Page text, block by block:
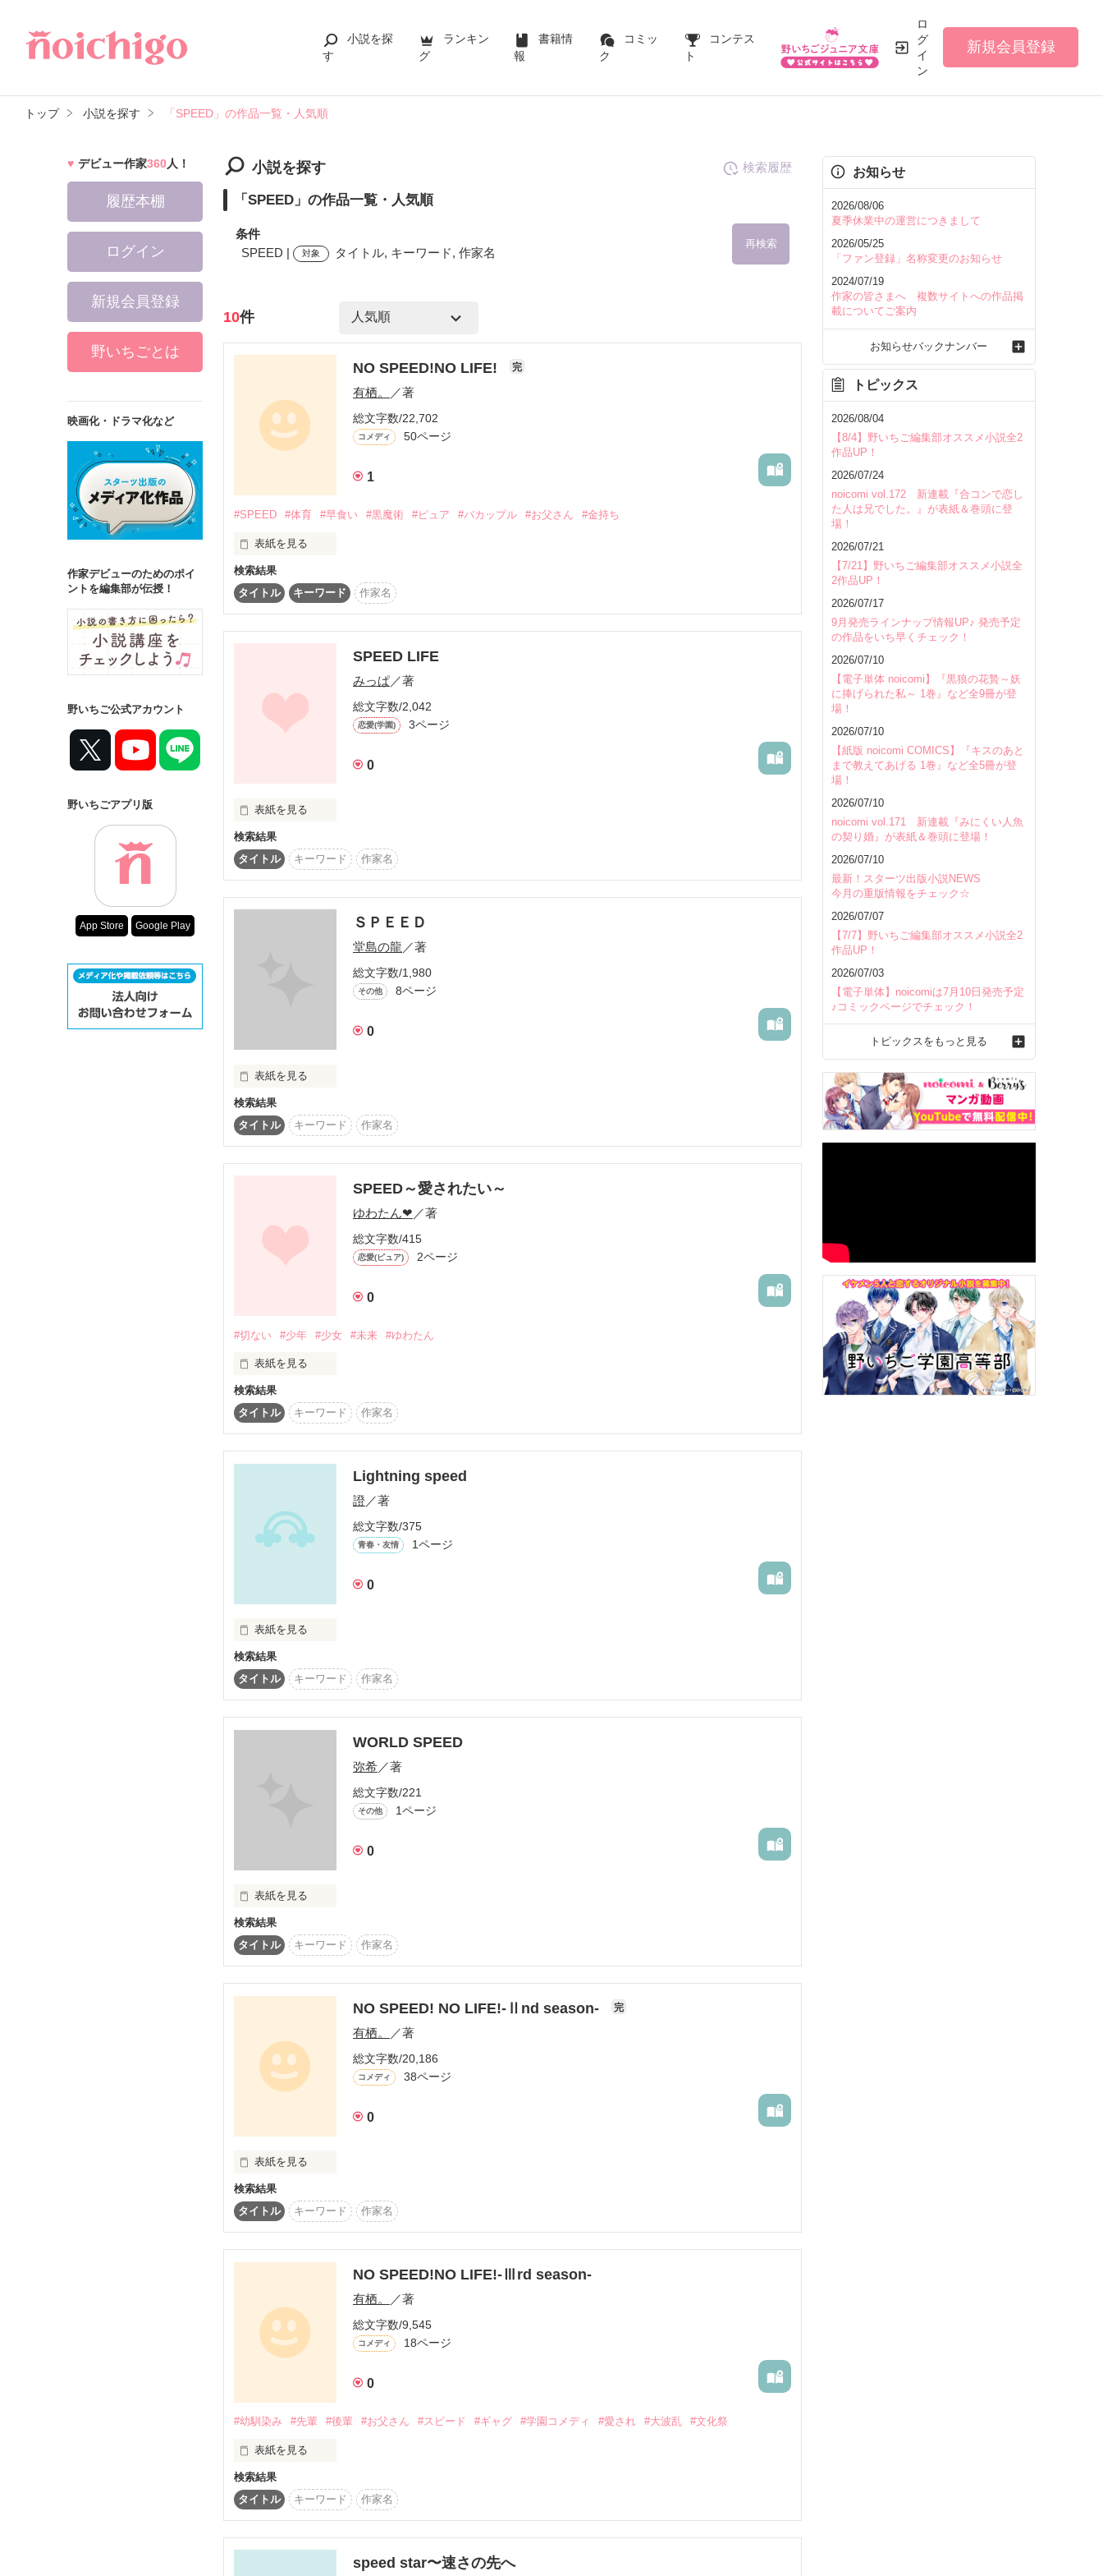
小説を探
す
ランキン
グ
書籍情
報
コミッ
ク
コンテス
ト
ロ
グ
イ
ン
新規会員登録
トップ 小説を探す 「SPEED」の作品一覧・人気順
小説を探す
「SPEED」の作品一覧・人気順
条件
SPEED |
対象 タイトル, キーワード, 作家名
再検索
検索ワード
を含む
詳しく検索
タイトル
ジャンル
ステータス
長編
中編 短編
500文字の不気味なテスト、募集中。
200文字でゾッ！こわい短編コンテスト
この2人が最強‼ベストバディ短編コンテスト
コミックあり
検索履歴
10件
NO SPEED!NO LIFE! 完
有栖。 ／著
総文字数/22,702
コメディ 50ページ
1
#SPEED #体育 #早食い #黒魔術 #ピュア #バカップル #お父さん #金持ち
表紙を見る
私と幼馴染みのｺｲﾂは
ゆっくり休んでいる暇など
俺と幼馴染みのｱｲﾂには
俺達にゆっくりなんて言葉は
そんな二人の
NO SPEED!NO LIFE!の登場人物は、NO SPEED!NO LIFE!ｼﾘｰｽﾞ以外の作品の登場人物とは関係があり
検索結果
タイトル
キーワード 作家名
SPEED LIFE
みっぱ／著
総文字数/2,042
恋愛(学園) 3ページ
0
表紙を見る
青春の学校時代は誰でも
その毎日を早く感じるもので。
ひとつひとつを大切に生きなければなりません。
検索結果
タイトル
キーワード 作家名
ＳＰＥＥＤ
堂島の龍 ／著
総文字数/1,980
その他 8ページ
0
表紙を見る
悩む暇があったら走るんだ！！
作品を読む
検索結果
タイトル
キーワード 作家名
SPEED～愛されたい～
ゆわたん❤ ／著
総文字数/415
恋愛(ピュア) 2ページ
0
#切ない #少年 #少女 #未来 #ゆわたん
表紙を見る
わたしが、｢あの時｣もっと
ずっと一緒に居たかった…。
ーーーーーーーーーーーーーーーーー
二人が出会ったのは、
ーーーーーーーーーーーーーーーーー
この物語はフィクションです。
少しずつ更新していきますので、
ご理解の方、宜しくお願いします。
検索結果
タイトル
キーワード 作家名
Lightning speed
證／著
総文字数/375
青春・友情 1ページ
0
表紙を見る
バスケ物語
作品を読む
検索結果
タイトル
キーワード 作家名
WORLD SPEED
弥希／著
総文字数/221
その他 1ページ
0
表紙を見る
ただ単純に競馬が好きなので
検索結果
タイトル
キーワード 作家名
NO SPEED! NO LIFE!-Ⅱnd season- 完
有栖。 ／著
総文字数/20,186
コメディ 38ページ
0
表紙を見る
季節は秋…
そう！体育祭!!
転校生がやって来た!!
その転校生もｽﾋﾟｰﾄﾞ自慢で…？
検索結果
タイトル
キーワード 作家名
NO SPEED!NO LIFE!-Ⅲrd season-
有栖。 ／著
総文字数/9,545
コメディ 18ページ
0
#幼馴染み #先輩 #後輩 #お父さん #スピード #ギャグ #学園コメディ #愛され #大波乱 #文化祭
表紙を見る
中３最後の文化祭。
検索結果
タイトル
キーワード 作家名
speed star〜速さの先へ
デビュー作家360人！
履歴本棚
ログイン
新規会員登録
野いちごとは
映画化・ドラマ化など
作家デビューのためのポイ
ントを編集部が伝授！
野いちご公式アカウント
野いちごアプリ版
App Store Google Play
お知らせ
2026/08/06
夏季休業中の運営につきまして
2026/05/25
「ファン登録」名称変更のお知らせ
2024/07/19
作家の皆さまへ 複数サイトへの作品掲
載についてご案内
お知らせバックナンバー
トピックス
2026/08/04
【8/4】野いちご編集部オススメ小説全2
作品UP！
2026/07/24
noicomi vol.172 新連載『合コンで恋し
た人は兄でした。』が表紙＆巻頭に登
場！
2026/07/21
【7/21】野いちご編集部オススメ小説全
2作品UP！
2026/07/17
9月発売ラインナップ情報UP♪ 発売予定
の作品をいち早くチェック！
2026/07/10
【電子単体 noicomi】『黒狼の花贄～妖
に捧げられた私～ 1巻』など全9冊が登
場！
2026/07/10
【紙版 noicomi COMICS】『キスのあと
まで教えてあげる 1巻』など全5冊が登
場！
2026/07/10
noicomi vol.171 新連載『みにくい人魚
の契り婚』が表紙＆巻頭に登場！
2026/07/10
最新！スターツ出版小説NEWS
今月の重版情報をチェック☆
2026/07/07
【7/7】野いちご編集部オススメ小説全2
作品UP！
2026/07/03
【電子単体】noicomiは7月10日発売予定
♪コミックページでチェック！
トピックスをもっと見る